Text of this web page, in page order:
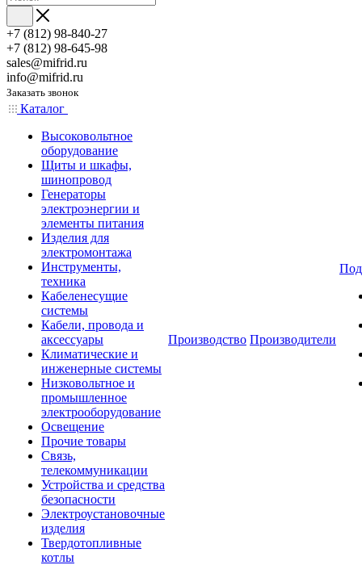
+7 (812) 98-840-27
+7 (812) 98-645-98
sales@mifrid.ru
info@mifrid.ru
Заказать звонок
Каталог
Высоковольтное
оборудование
Щиты и шкафы,
шинопровод
Генераторы
электроэнергии и
элементы питания
Изделия для
электромонтажа
Инструменты,
техника
Кабеленесущие
системы
Кабели, провода и
аксессуары
Климатические и
инженерные системы
Низковольтное и
промышленное
электрооборудование
Освещение
Прочие товары
Связь,
телекоммуникации
Устройства и средства
безопасности
Электроустановочные
изделия
Твердотопливные
котлы
Производство Производители